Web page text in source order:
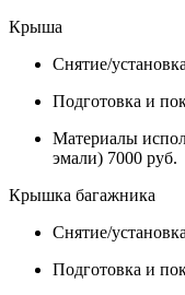
Крыша
Снятие/
Подготовка и
Материалы
эмали) 7000 руб.
Крышка багажника
Снятие/
Подготовка и